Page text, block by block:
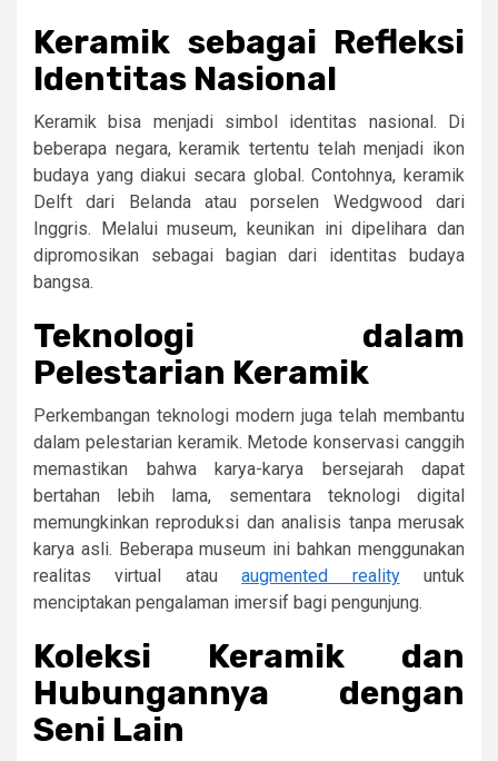
Keramik sebagai Refleksi
Identitas Nasional
Keramik bisa menjadi simbol identitas nasional. Di
beberapa negara, keramik tertentu telah menjadi ikon
budaya yang diakui secara global. Contohnya, keramik
Delft dari Belanda atau porselen Wedgwood dari
Inggris. Melalui museum, keunikan ini dipelihara dan
dipromosikan sebagai bagian dari identitas budaya
bangsa.
Teknologi dalam
Pelestarian Keramik
Perkembangan teknologi modern juga telah membantu
dalam pelestarian keramik. Metode konservasi canggih
memastikan bahwa karya-karya bersejarah dapat
bertahan lebih lama, sementara teknologi digital
memungkinkan reproduksi dan analisis tanpa merusak
karya asli. Beberapa museum ini bahkan menggunakan
realitas virtual atauaugmented realityuntuk
menciptakan pengalaman imersif bagi pengunjung.
Koleksi Keramik dan
Hubungannya dengan
Seni Lain